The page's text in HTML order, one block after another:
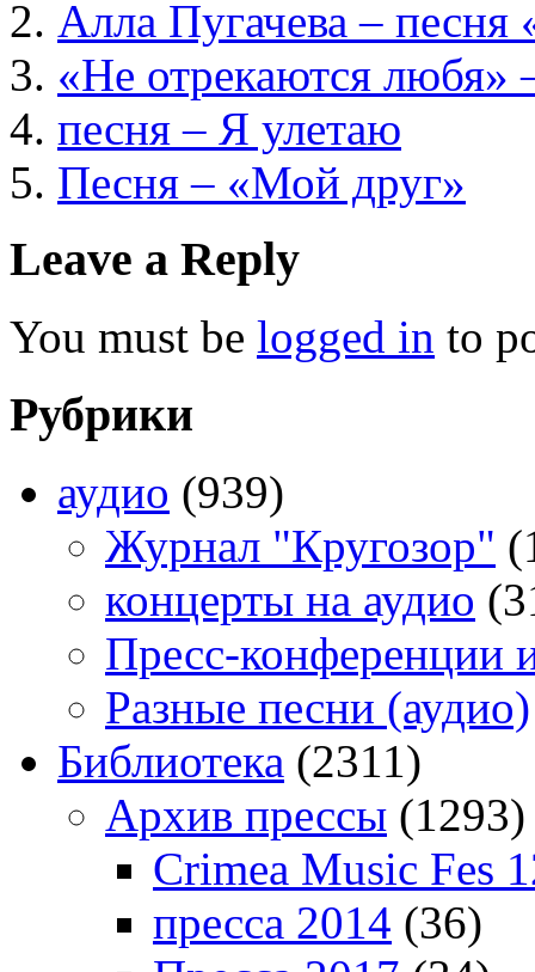
Алла Пугачева – песня
«Не отрекаются любя»
песня – Я улетаю
Песня – «Мой друг»
Leave a Reply
You must be logged in to
Рубрики
аудио (939)
Журнал "Кругозор"
концерты на аудио
Пресс-конференции
Разные песни (аудио)
Библиотека (2311)
Архив прессы (1293)
Crimea Music Fes
пресса 2014 (36)